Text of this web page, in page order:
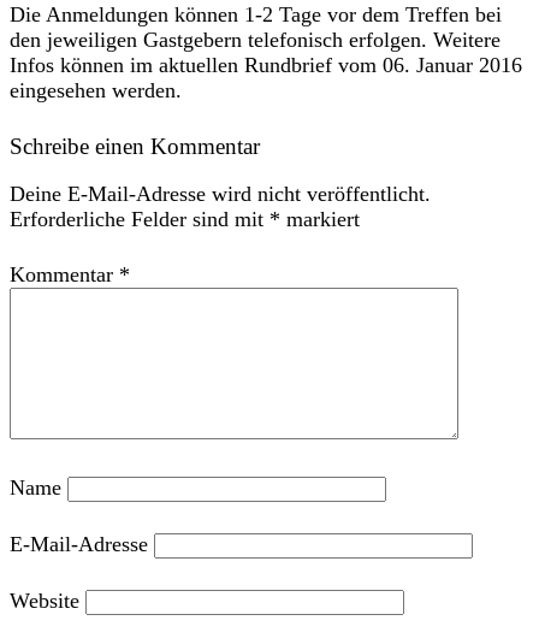
Die Anmeldungen können 1-2 Tage vor dem Treffen bei
den jeweiligen Gastgebern telefonisch erfolgen. Weitere
Infos können im aktuellen Rundbrief vom 06. Januar 2016
eingesehen werden.
Schreibe einen Kommentar
Deine E-Mail-Adresse wird nicht veröffentlicht.
Erforderliche Felder sind mit * markiert
Kommentar *
Name
E-Mail-Adresse
Website